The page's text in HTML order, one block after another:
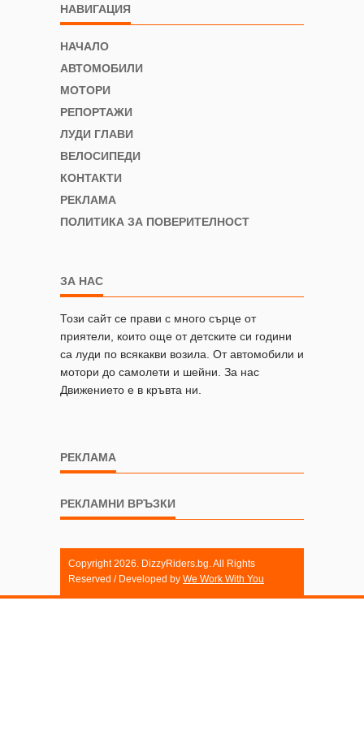
НАВИГАЦИЯ
НАЧАЛО
АВТОМОБИЛИ
МОТОРИ
РЕПОРТАЖИ
ЛУДИ ГЛАВИ
ВЕЛОСИПЕДИ
КОНТАКТИ
РЕКЛАМА
ПОЛИТИКА ЗА ПОВЕРИТЕЛНОСТ
ЗА НАС
Този сайт се прави с много сърце от
приятели, които още от детските си години
са луди по всякакви возила. От автомобили и
мотори до самолети и шейни. За нас
Движението е в кръвта ни.
РЕКЛАМА
РЕКЛАМНИ ВРЪЗКИ
Copyright 2026. DizzyRiders.bg. All Rights
Reserved / Developed by We Work With You